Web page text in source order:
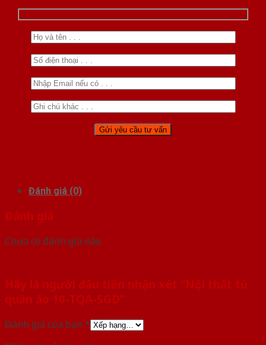
Đánh giá (0)
Đánh giá
Chưa có đánh giá nào.
Hãy là người đầu tiên nhận xét “Nội thất tủ
quần áo 10-TQA-SGD”
Đánh giá của bạn *